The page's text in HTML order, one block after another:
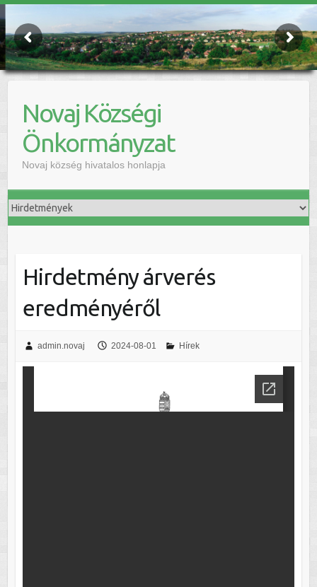
Novaj Községi
Önkormányzat
Novaj község hivatalos honlapja
Hirdetmény árverés
eredményéről
admin.novaj 2024-08-01 Hírek